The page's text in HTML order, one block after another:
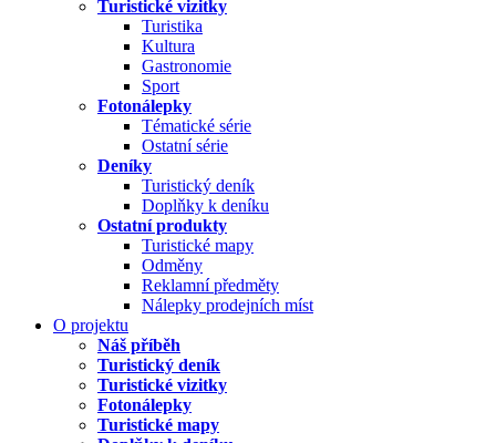
Turistické vizitky
Turistika
Kultura
Gastronomie
Sport
Fotonálepky
Tématické série
Ostatní série
Deníky
Turistický deník
Doplňky k deníku
Ostatní produkty
Turistické mapy
Odměny
Reklamní předměty
Nálepky prodejních míst
O projektu
Náš příběh
Turistický deník
Turistické vizitky
Fotonálepky
Turistické mapy